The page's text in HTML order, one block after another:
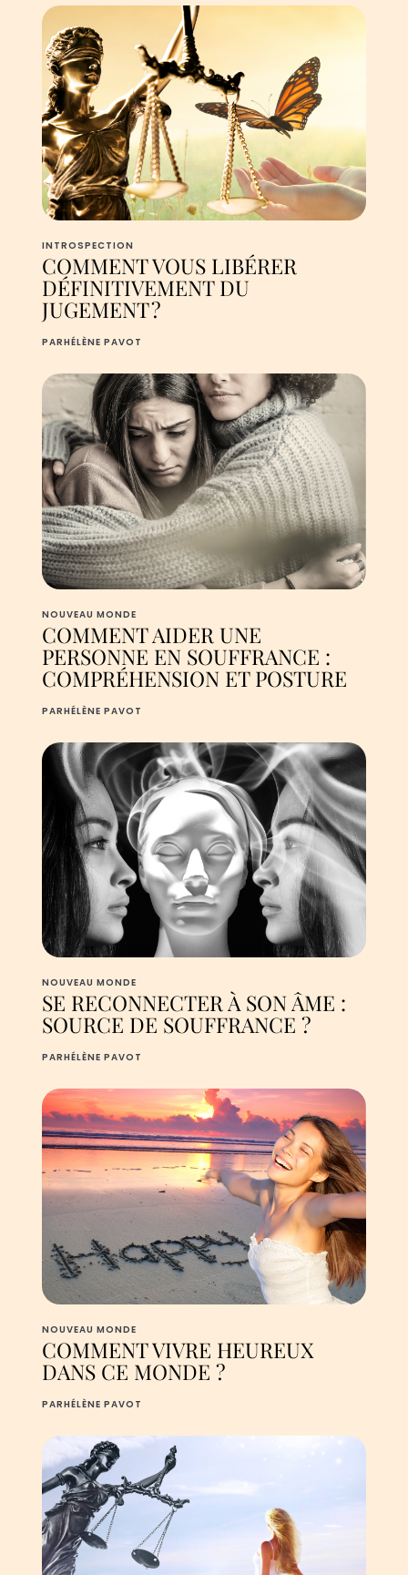
INTROSPECTION
COMMENT VOUS LIBÉRER
DÉFINITIVEMENT DU
JUGEMENT ?
PARHÉLÈNE PAVOT
NOUVEAU MONDE
COMMENT AIDER UNE
PERSONNE EN SOUFFRANCE :
COMPRÉHENSION ET POSTURE
PARHÉLÈNE PAVOT
NOUVEAU MONDE
SE RECONNECTER À SON ÂME :
SOURCE DE SOUFFRANCE ?
PARHÉLÈNE PAVOT
NOUVEAU MONDE
COMMENT VIVRE HEUREUX
DANS CE MONDE ?
PARHÉLÈNE PAVOT